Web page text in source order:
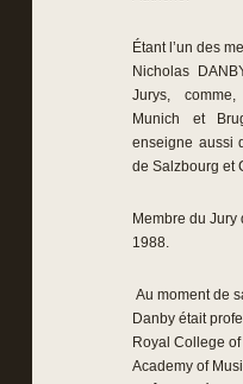
Étant l’un des
Nicholas
Jurys,
Munich et
enseigne aussi
de Salzbourg et
Membre du
1988.
Au moment de
Danby était
Royal College
Academy of